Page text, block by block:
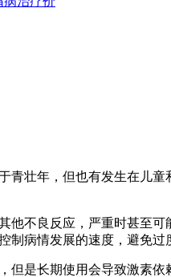
壮年，但也有发生在儿
不良反应，严重时甚至
病情发展的速度，避免过
是长期使用会导致激素